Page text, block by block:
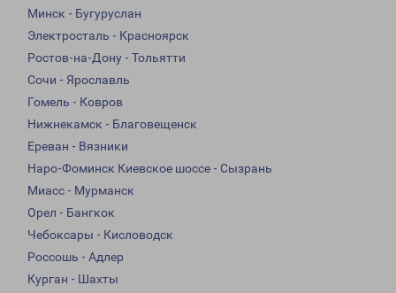
Минск - Бугуруслан
Электросталь - Красноярск
Ростов-на-Дону - Тольятти
Сочи - Ярославль
Гомель - Ковров
Нижнекамск - Благовещенск
Ереван - Вязники
Наро-Фоминск Киевское шоссе - Сызрань
Миасс - Мурманск
Орел - Бангкок
Чебоксары - Кисловодск
Россошь - Адлер
Курган - Шахты